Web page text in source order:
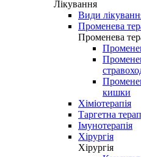
Лікування
Види
Променева
Променева
кишки
Хіміотерапія
Таргетна
Імунотерапія
Хірургія
Хірургія